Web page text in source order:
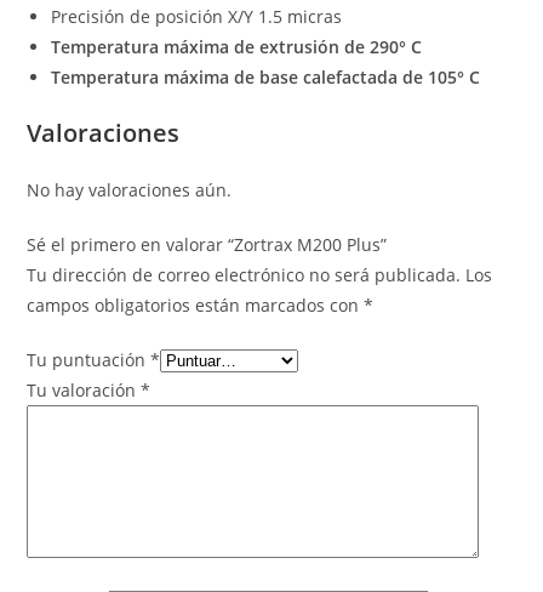
Precisión de posición X/Y 1.5 micras
Temperatura máxima de extrusión de 290° C
Temperatura máxima de base calefactada de 105° C
Valoraciones
No hay valoraciones aún.
Sé el primero en valorar “Zortrax M200 Plus”
Tu dirección de correo electrónico no será publicada. Los
campos obligatorios están marcados con*
Tu puntuación*
Tu valoración*